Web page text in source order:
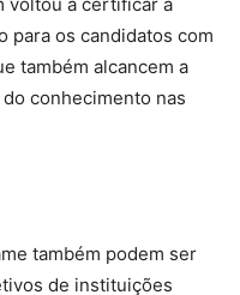
voltou a certificar a
para os candidatos com
também alcancem a
conhecimento nas
também podem ser
de instituições